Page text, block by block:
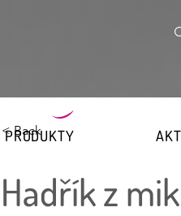
< Back
Hadřík z
PRODUKTY